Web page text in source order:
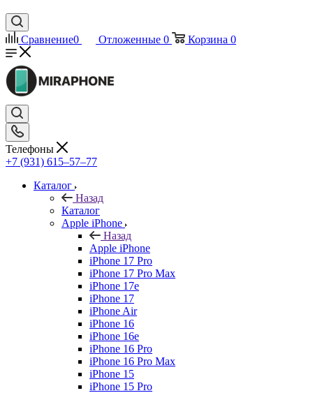
Сравнение0 Отложенные 0 Корзина 0
Телефоны
+7 (931) 615‒57‒77
Каталог
Назад
Каталог
Apple iPhone
Назад
Apple iPhone
iPhone 17 Pro
iPhone 17 Pro Max
iPhone 17e
iPhone 17
iPhone Air
iPhone 16
iPhone 16e
iPhone 16 Pro
iPhone 16 Pro Max
iPhone 15
iPhone 15 Pro